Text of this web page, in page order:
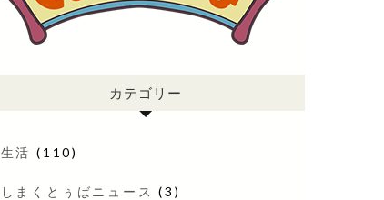
カテゴリー
生活 (110)
しまくとぅばニュース (3)